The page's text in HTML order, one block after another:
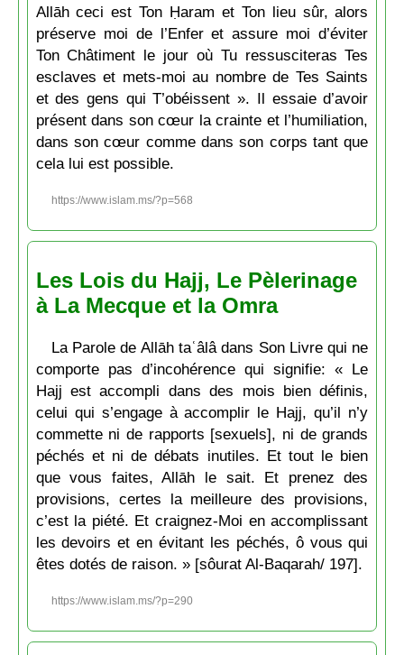
Allāh ceci est Ton Ḥaram et Ton lieu sûr, alors
préserve moi de l’Enfer et assure moi d’éviter
Ton Châtiment le jour où Tu ressusciteras Tes
esclaves et mets-moi au nombre de Tes Saints
et des gens qui T’obéissent ». Il essaie d’avoir
présent dans son cœur la crainte et l’humiliation,
dans son cœur comme dans son corps tant que
cela lui est possible.
https://www.islam.ms/?p=568
Les Lois du Hajj, Le Pèlerinage
à La Mecque et la Omra
La Parole de Allāh taʿâlâ dans Son Livre qui ne
comporte pas d’incohérence qui signifie: « Le
Hajj est accompli dans des mois bien définis,
celui qui s’engage à accomplir le Hajj, qu’il n’y
commette ni de rapports [sexuels], ni de grands
péchés et ni de débats inutiles. Et tout le bien
que vous faites, Allāh le sait. Et prenez des
provisions, certes la meilleure des provisions,
c’est la piété. Et craignez-Moi en accomplissant
les devoirs et en évitant les péchés, ô vous qui
êtes dotés de raison. » [sôurat Al-Baqarah/ 197].
https://www.islam.ms/?p=290